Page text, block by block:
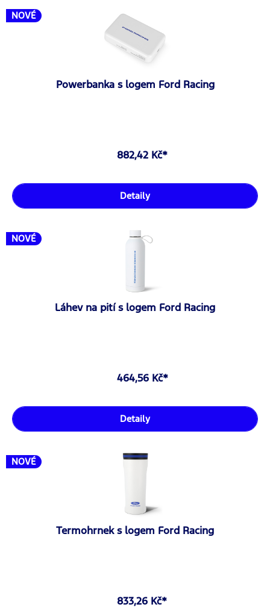
NOVÉ
Powerbanka s logem Ford Racing
882,42 Kč*
Detaily
NOVÉ
Láhev na pití s logem Ford Racing
464,56 Kč*
Detaily
NOVÉ
Termohrnek s logem Ford Racing
833,26 Kč*